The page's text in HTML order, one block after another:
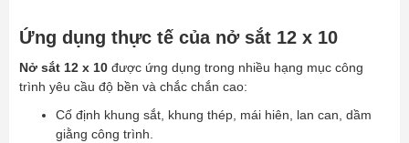
Ứng dụng thực tế của nở sắt 12 x 10
Nở sắt 12 x 10 được ứng dụng trong nhiều hạng mục công
trình yêu cầu độ bền và chắc chắn cao:
Cố định khung sắt, khung thép, mái hiên, lan can, dầm
giằng công trình.